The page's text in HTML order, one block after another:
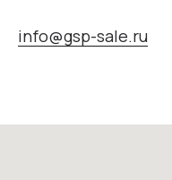
info@gsp-sale.ru